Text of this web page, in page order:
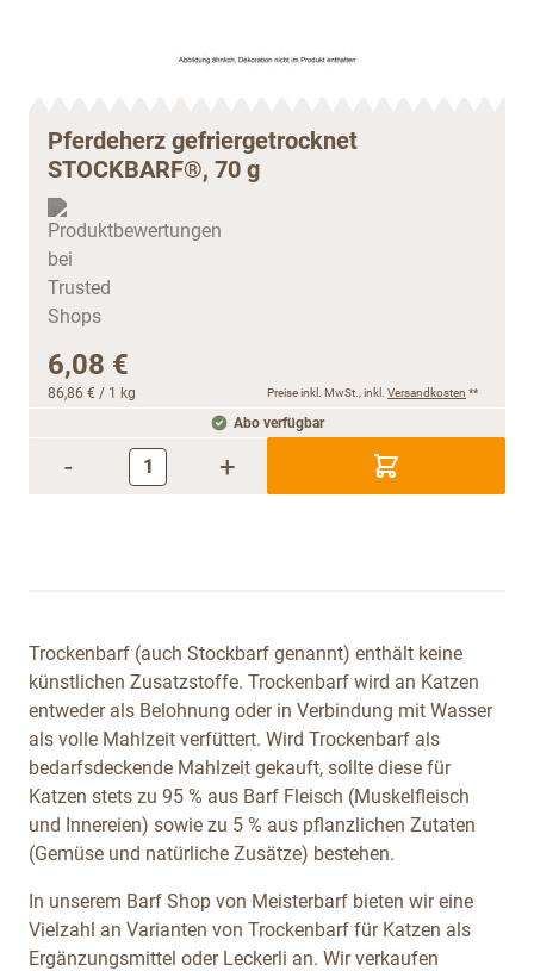
Pferdeherz gefriergetrocknet
STOCKBARF®, 70 g
6,08 €
86,86 € / 1 kg Preise inkl. MwSt., inkl. Versandkosten **
Abo verfügbar
- +
Trockenbarf (auch Stockbarf genannt) enthält keine
künstlichen Zusatzstoffe. Trockenbarf wird an Katzen
entweder als Belohnung oder in Verbindung mit Wasser
als volle Mahlzeit verfüttert. Wird Trockenbarf als
bedarfsdeckende Mahlzeit gekauft, sollte diese für
Katzen stets zu 95 % aus Barf Fleisch (Muskelfleisch
und Innereien) sowie zu 5 % aus pflanzlichen Zutaten
(Gemüse und natürliche Zusätze) bestehen.
In unserem Barf Shop von Meisterbarf bieten wir eine
Vielzahl an Varianten von Trockenbarf für Katzen als
Ergänzungsmittel oder Leckerli an. Wir verkaufen